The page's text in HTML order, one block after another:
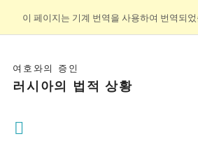
이 페이지는 기계 번역을 사용하여 번역되었
여호와의 증인
러시아의 법적 상황